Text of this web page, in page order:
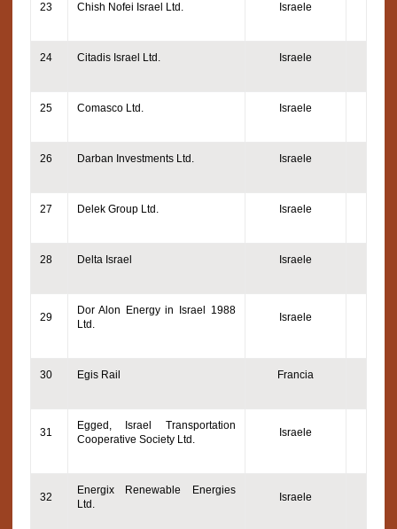
23 Chish Nofei Israel Ltd. Israele
24 Citadis Israel Ltd. Israele
25 Comasco Ltd. Israele
26 Darban Investments Ltd. Israele
27 Delek Group Ltd. Israele
28 Delta Israel Israele
29
Dor Alon Energy in Israel 1988
Ltd.
Israele
30 Egis Rail Francia
31
Egged, Israel Transportation
Cooperative Society Ltd.
Israele
32
Energix Renewable Energies
Ltd.
Israele